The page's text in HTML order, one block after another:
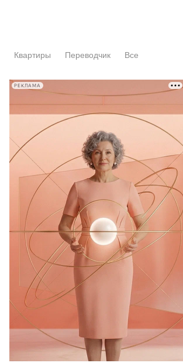
Квартиры Переводчик Все
Цена приёма Стаж Учёная степень
РЕКЛАМА